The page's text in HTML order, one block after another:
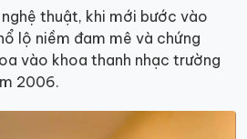
thuật, khi mới bước vào
lộ niềm đam mê và chứng
vào khoa thanh nhạc trường
2006.